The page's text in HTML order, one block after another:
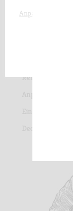
Reflets Secrets
Anpassen